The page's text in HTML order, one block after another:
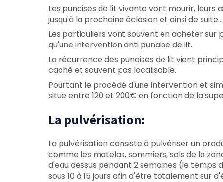
Les punaises de lit vivante vont mourir,
jusqu'à la prochaine éclosion et ainsi de suite...
Les particuliers vont souvent en acheter sur
qu'une intervention anti punaise de lit.
La récurrence des punaises de lit vient
caché et souvent pas localisable.
Pourtant le procédé d'une intervention et
situe entre 120 et 200€ en fonction de la
La pulvérisation:
La pulvérisation consiste à pulvériser un
comme les matelas, sommiers, sols de la
d'eau dessus pendant 2 semaines (le
sous 10 à 15 jours afin d'être totalement sur